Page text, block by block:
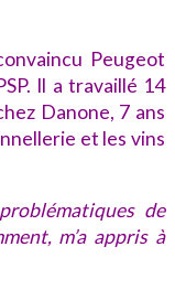
Peugeot
Il a travaillé 14
Danone, 7 ans
et les vins
de
m’a appris à